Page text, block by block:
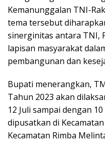
Kemanunggalan TNI-
tema tersebut
sinerginitas antara TNI,
lapisan masyarakat
pembangunan dan
Bupati menerangkan,
Tahun 2023 akan
12 Juli sampai dengan
dipusatkan di
Kecamatan Rimba